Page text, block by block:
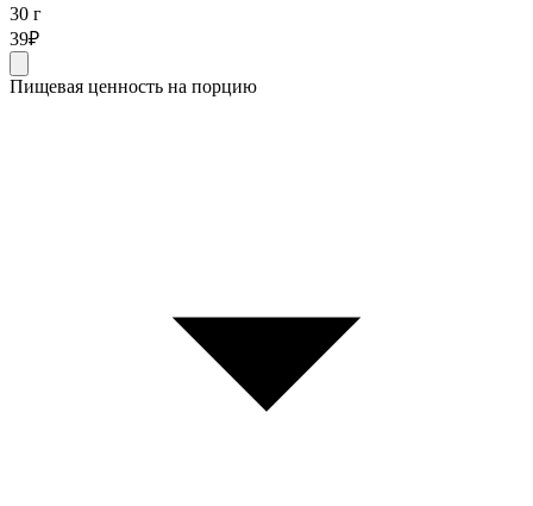
30 г
39₽
Пищевая ценность на порцию